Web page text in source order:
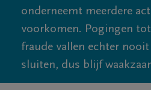
onderneemt meerdere
voorkomen. Pogingen
fraude vallen echter
sluiten, dus blijf